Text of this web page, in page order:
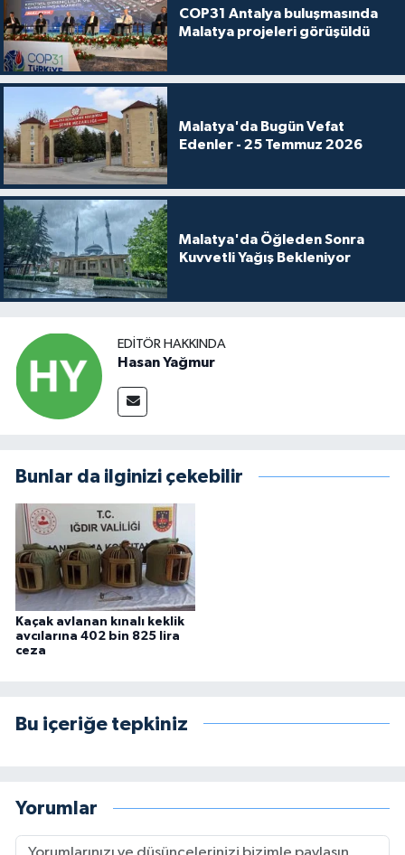
COP31 Antalya buluşmasında
Malatya projeleri görüşüldü
Malatya'da Bugün Vefat
Edenler - 25 Temmuz 2026
Malatya'da Öğleden Sonra
Kuvvetli Yağış Bekleniyor
EDITÖR HAKKINDA
Hasan Yağmur
Bunlar da ilginizi çekebilir
Kaçak avlanan kınalı keklik
avcılarına 402 bin 825 lira
ceza
Bu içeriğe tepkiniz
Yorumlar